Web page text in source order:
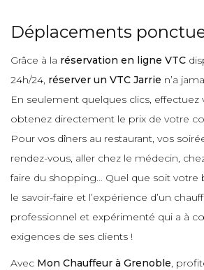
Déplacements
Grâce à la réservation en ligne VTC
24h/24, réserver un VTC Jarrie n’a
En seulement quelques clics,
obtenez directement le prix de votre
Pour vos dîners au restaurant, vos
rendez-vous, aller chez le médecin,
faire du shopping… Quel que soit votre
le savoir-faire et l’expérience d’un
professionnel et expérimenté qui a à
exigences de ses clients !
Avec Mon Chauffeur à Grenoble,